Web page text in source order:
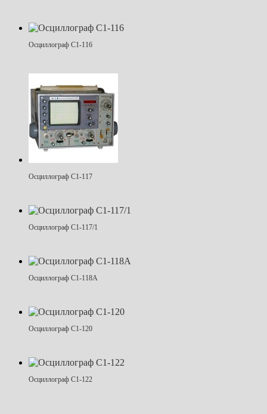
Осциллограф С1-116
Осциллограф С1-117
Осциллограф С1-117/1
Осциллограф С1-118А
Осциллограф С1-120
Осциллограф С1-122